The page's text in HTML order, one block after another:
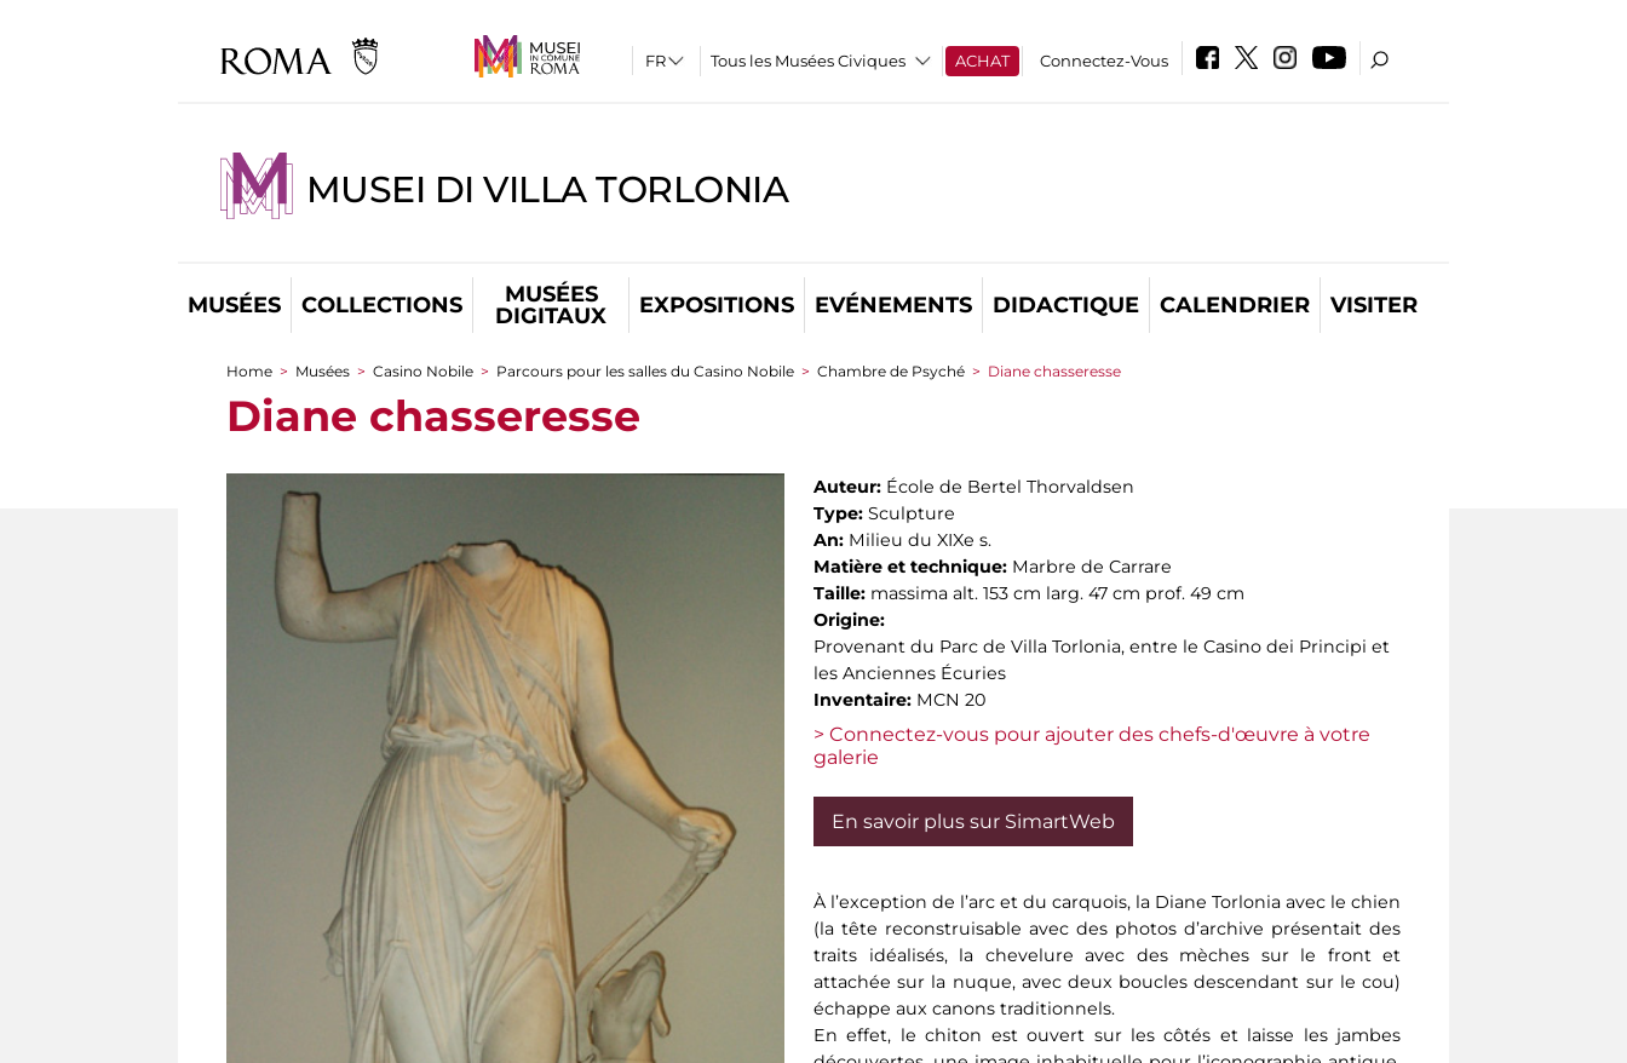
Tous les Musées Civiques ACHAT Connectez-Vous
MUSEI DI VILLA TORLONIA
MUSÉES COLLECTIONS
MUSÉES
DIGITAUX
EXPOSITIONS EVÉNEMENTS DIDACTIQUE CALENDRIER VISITER
You are here
Home > Musées > Casino Nobile > Parcours pour les salles du Casino Nobile > Chambre de Psyché > Diane chasseresse
Diane chasseresse
Auteur: École de Bertel Thorvaldsen
Type: Sculpture
An: Milieu du XIXe s.
Matière et technique: Marbre de Carrare
Taille: massima alt. 153 cm larg. 47 cm prof. 49 cm
Origine:
Provenant du Parc de Villa Torlonia, entre le Casino dei Principi et
les Anciennes Écuries
Inventaire: MCN 20
> Connectez-vous pour ajouter des chefs-d'œuvre à votre
galerie
En savoir plus sur SimartWeb
À l’exception de l’arc et du carquois, la Diane Torlonia avec le chien
(la tête reconstruisable avec des photos d’archive présentait des
traits idéalisés, la chevelure avec des mèches sur le front et
attachée sur la nuque, avec deux boucles descendant sur le cou)
échappe aux canons traditionnels.
En effet, le chiton est ouvert sur les côtés et laisse les jambes